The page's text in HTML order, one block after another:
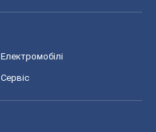
Електромобілі
Сервіс